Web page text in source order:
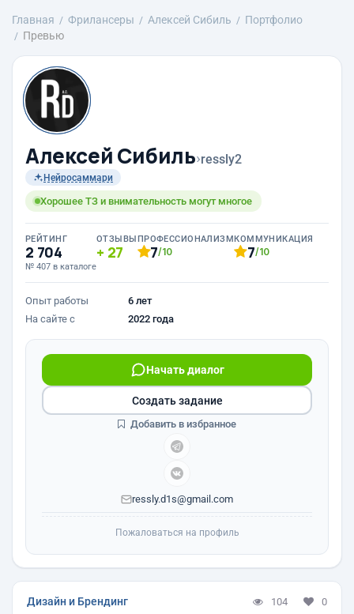
Главная Фрилансеры Алексей Сибиль
Портфолио
Превью
Алексей Сибиль›ressly2
Нейросаммари
Хорошее ТЗ и внимательность могут многое
РЕЙТИНГ
2 704
№ 407 в каталоге
ОТЗЫВЫ
27
ПРОФЕССИОНАЛИЗМ
7/10
КОММУНИКАЦИЯ
7/10
Опыт работы
6 лет
На сайте с
2022 года
Начать диалог
ressly.d1s@gmail.com
Создать задание
Добавить в избранное
Пожаловаться на профиль
Дизайн и Брендинг 104 0